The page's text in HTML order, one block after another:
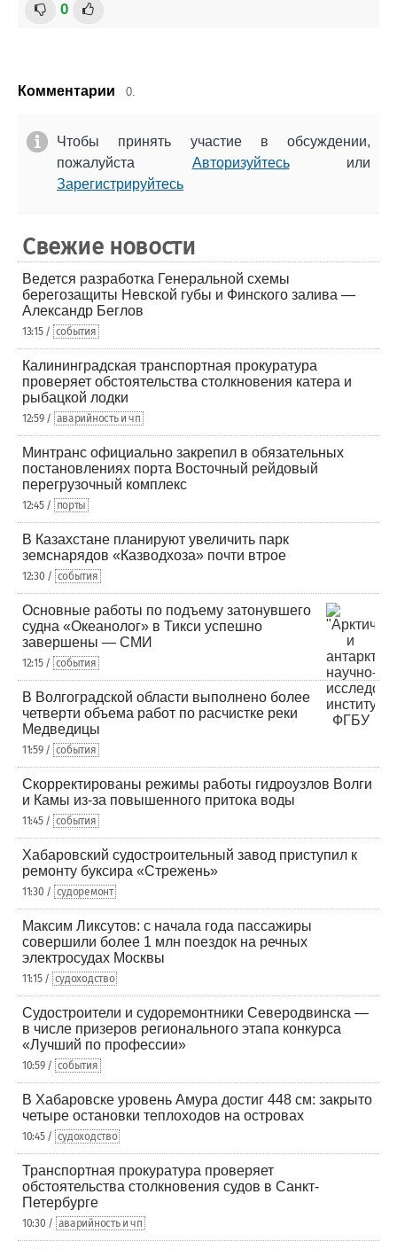
0
Комментарии 0.
Чтобы принять участие в обсуждении,
пожалуйста Авторизуйтесьили
Зарегистрируйтесь
Свежие новости
Ведется разработка Генеральной схемы
берегозащиты Невской губы и Финского залива —
Александр Беглов
13:15 / события
Калининградская транспортная прокуратура
проверяет обстоятельства столкновения катера и
рыбацкой лодки
12:59 / аварийность и чп
Минтранс официально закрепил в обязательных
постановлениях порта Восточный рейдовый
перегрузочный комплекс
12:45 / порты
В Казахстане планируют увеличить парк
земснарядов «Казводхоза» почти втрое
12:30 / события
Основные работы по подъему затонувшего
судна «Океанолог» в Тикси успешно
завершены — СМИ
12:15 / события
В Волгоградской области выполнено более
четверти объема работ по расчистке реки
Медведицы
11:59 / события
Скорректированы режимы работы гидроузлов Волги
и Камы из-за повышенного притока воды
11:45 / события
Хабаровский судостроительный завод приступил к
ремонту буксира «Стрежень»
11:30 / судоремонт
Максим Ликсутов: с начала года пассажиры
совершили более 1 млн поездок на речных
электросудах Москвы
11:15 / судоходство
Судостроители и судоремонтники Северодвинска —
в числе призеров регионального этапа конкурса
«Лучший по профессии»
10:59 / события
В Хабаровске уровень Амура достиг 448 см: закрыто
четыре остановки теплоходов на островах
10:45 / судоходство
Транспортная прокуратура проверяет
обстоятельства столкновения судов в Санкт-
Петербурге
10:30 / аварийность и чп